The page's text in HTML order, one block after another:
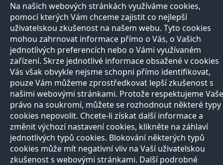
Na našich webových stránkách využíváme cookies,
pomocí kterých Vám chceme zajistit co nejlepší
uživatelskou zkušenost na našem webu. Tyto cookies
mohou zahrnovat informace přímo o Vás, o Vašich
jednotlivých preferencích nebo o Vámi využívaném
zařízení. Skrze jednotlivé informace obsažené v cookies
Vás však obvykle nejsme schopni přímo identifikovat,
pouze Vám můžeme zprostředkovat lepší zkušenost s
našimi webovými stránkami. Protože respektujeme Vaše
právo na soukromí, můžete se rozhodnout některé typy
cookies nepovolit. Chcete-li získat další informace a
změnit výchozí nastavení cookies, klikněte na záhlaví
jednotlivých typů cookies. Blokování některých typů
cookies může mít negativní vliv na Vaší uživatelskou
zkušenost s webovými stránkami. Další podrobné